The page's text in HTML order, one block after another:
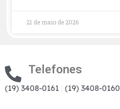
21 de maio de 2026
Telefones
(19) 3408-0161 (19) 3408-0160